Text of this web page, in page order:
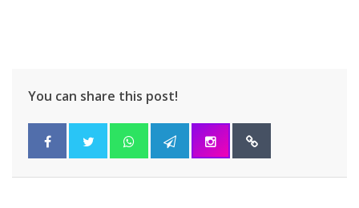
You can share this post!